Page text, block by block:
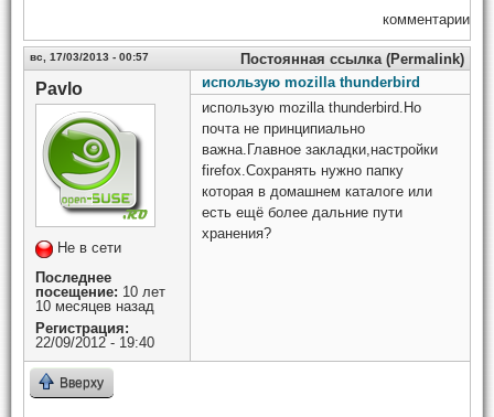
комментарии
вс, 17/03/2013 - 00:57 Постоянная ссылка (Permalink)
Pavlo
Не в сети
Последнее
посещение: 10 лет
10 месяцев назад
Регистрация:
22/09/2012 - 19:40
использую mozilla thunderbird
использую mozilla thunderbird.Но
почта не принципиально
важна.Главное закладки,настройки
firefox.Сохранять нужно папку
которая в домашнем каталоге или
есть ещё более дальние пути
хранения?
Вверху